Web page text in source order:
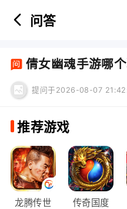
问答
首页
热门游戏：
倩女幽魂手游哪
提问于2026-08-07
推荐游戏
龙腾传世 传奇国度